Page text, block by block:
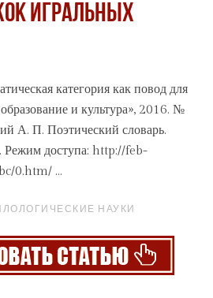
игральных
категория как повод для
и культура», 2016. №
А. П. Поэтический словарь.
Режим доступа: http://feb-
0.htm/ ...
НАУКИ